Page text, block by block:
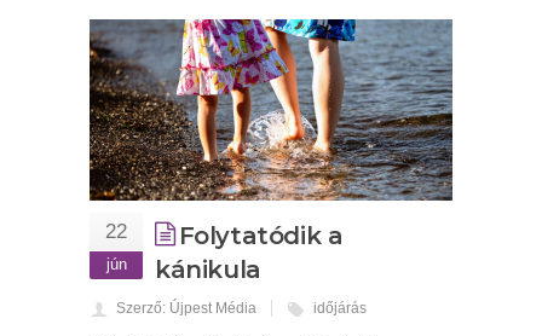
22
jún
Folytatódik a
kánikula
Szerző: Újpest Média időjárás